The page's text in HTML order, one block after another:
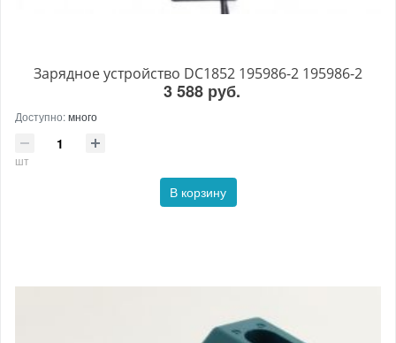
Зарядное устройство DC1852 195986-2 195986-2
3 588 руб.
Доступно:много
шт
В корзину